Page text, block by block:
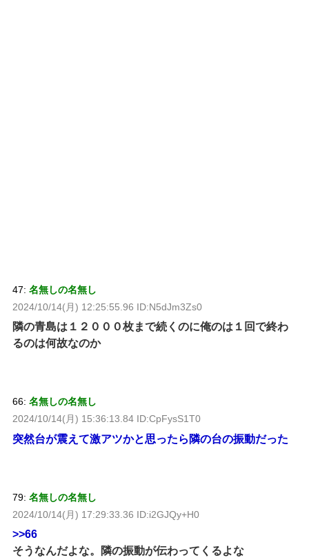
47: 名無しの名無し
2024/10/14(月) 12:25:55.96 ID:N5dJm3Zs0
隣の青島は１２０００枚まで続くのに俺のは１回で終わ
るのは何故なのか
66: 名無しの名無し
2024/10/14(月) 15:36:13.84 ID:CpFysS1T0
突然台が震えて激アツかと思ったら隣の台の振動だった
79: 名無しの名無し
2024/10/14(月) 17:29:33.36 ID:i2GJQy+H0
>>66
そうなんだよな。隣の振動が伝わってくるよな